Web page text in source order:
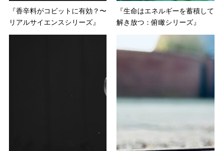
『香辛料がコビットに有効？〜
リアルサイエンスシリーズ』
『生命はエネルギーを蓄積して
解き放つ：俯瞰シリーズ』